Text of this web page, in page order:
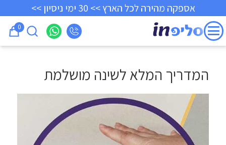
אספקה מהירה לכל הארץ >> 30 ימי ניסיון >>
0
המדריך המלא לשינה מושלמת